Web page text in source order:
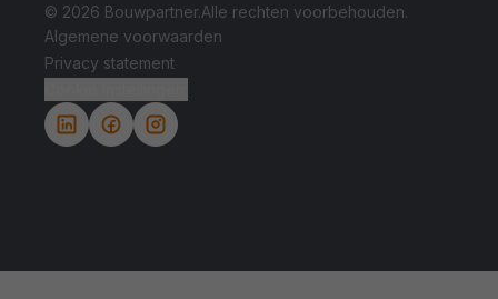
© 2026 Bouwpartner.Alle rechten voorbehouden.
Algemene voorwaarden
Privacy statement